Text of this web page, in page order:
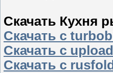
Скачать Кухня
Скачать с
Скачать с
Скачать с